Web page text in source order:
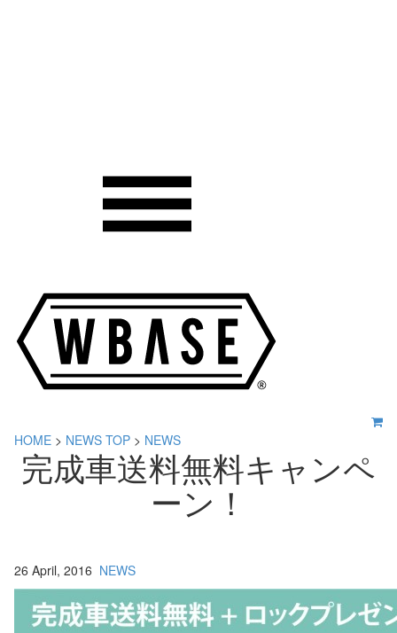
HOME > NEWS TOP > NEWS
完成車送料無料キャンペ
ーン！
26 April, 2016 NEWS